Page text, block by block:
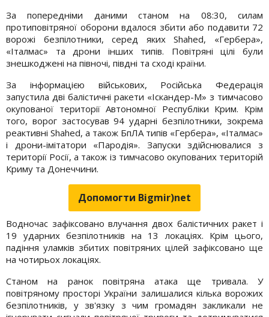
За попередніми даними станом на 08:30, силам
протиповітряної оборони вдалося збити або подавити 72
ворожі безпілотники, серед яких Shahed, «Гербера»,
«Італмас» та дрони інших типів. Повітряні цілі були
знешкоджені на півночі, півдні та сході країни.
За інформацією військових, Російська Федерація
запустила дві балістичні ракети «Іскандер-М» з тимчасово
окупованої території Автономної Республіки Крим. Крім
того, ворог застосував 94 ударні безпілотники, зокрема
реактивні Shahed, а також БпЛА типів «Гербера», «Італмас»
і дрони-імітатори «Пародія». Запуски здійснювалися з
території Росії, а також із тимчасово окупованих територій
Криму та Донеччини.
Допомогти Bigmir)net
Водночас зафіксовано влучання двох балістичних ракет і
19 ударних безпілотників на 13 локаціях. Крім цього,
падіння уламків збитих повітряних цілей зафіксовано ще
на чотирьох локаціях.
Станом на ранок повітряна атака ще тривала. У
повітряному просторі України залишалися кілька ворожих
безпілотників, у зв'язку з чим громадян закликали не